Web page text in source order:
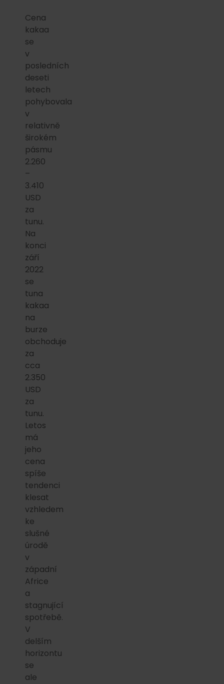
Cena
kakaa
se
v
posledních
deseti
letech
pohybovala
v
relativně
širokém
pásmu
2.260
–
3.410
USD
za
tunu.
Na
konci
září
2022
se
tuna
kakaa
na
burze
obchoduje
za
cca
2.350
USD
za
tunu.
Letos
má
jeho
cena
spíše
tendenci
klesat
vzhledem
ke
slušné
úrodě
v
západní
Africe
a
stagnující
spotřebě.
V
delším
horizontu
se
ale